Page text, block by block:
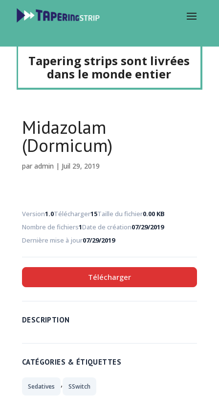
Tapering strips sont livrées
dans le monde entier
Midazolam
(Dormicum)
par admin | Juil 29, 2019
Version1.0Télécharger15Taille du fichier0.00 KB
Nombre de fichiers1Date de création07/29/2019
Dernière mise à jour07/29/2019
Télécharger
DESCRIPTION
CATÉGORIES & ÉTIQUETTES
Sedatives , SSwitch